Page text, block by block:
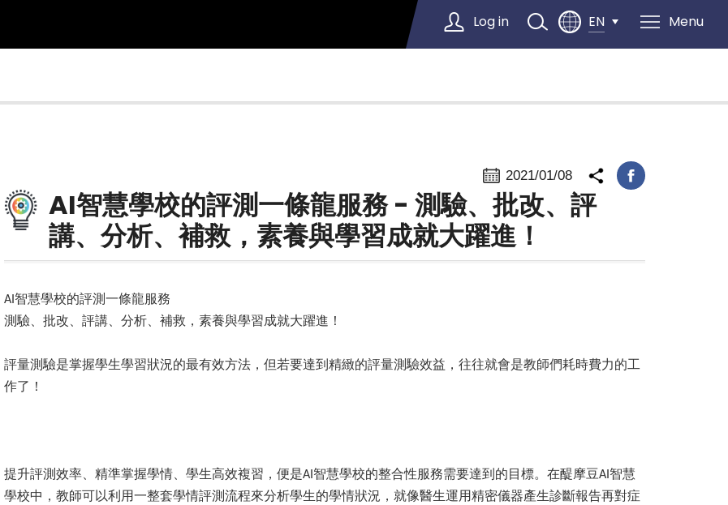
Log in EN Menu
2021/01/08
AI智慧學校的評測一條龍服務 - 測驗、批改、評
講、分析、補救，素養與學習成就大躍進！
AI 智慧學校的評測一條龍服務
測驗、批改、評講、分析、補救，素養與學習成就大躍進！
評量測驗是掌握學生學習狀況的最有效方法，但若要達到精緻的評量測驗效益，往往就會是教師們耗時費力的工
作了！
提升評測效率、精準掌握學情、學生高效複習，便是AI 智慧學校的整合性服務需要達到的目標。在醍摩豆AI 智慧
學校中，教師可以利用一整套學情評測流程來分析學生的學情狀況，就像醫生運用精密儀器產生診斷報告再對症